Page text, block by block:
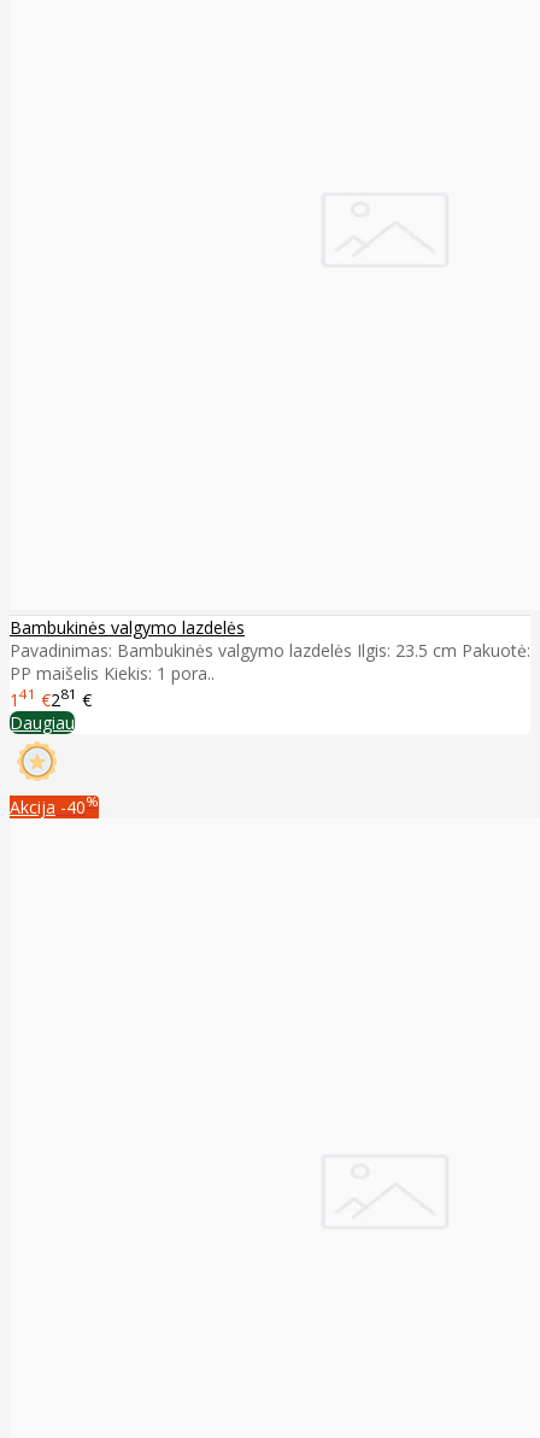
Bambukinės valgymo lazdelės
Pavadinimas: Bambukinės valgymo lazdelės Ilgis: 23.5 cm Pakuotė:
PP maišelis Kiekis: 1 pora..
1 41 €281 €
Daugiau
Akcija -40%